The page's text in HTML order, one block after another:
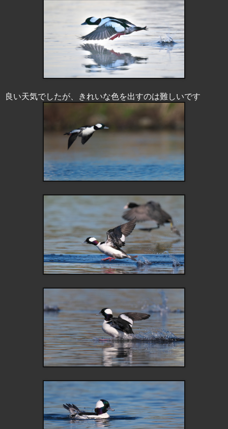
良い天気でしたが、きれいな色を出すのは難しいです